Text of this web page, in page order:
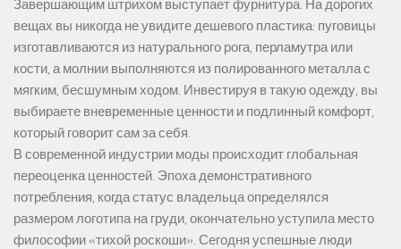
Завершающим штрихом выступает фурнитура. На дорогих
вещах вы никогда не увидите дешевого пластика: пуговицы
изготавливаются из натурального рога, перламутра или
кости, а молнии выполняются из полированного металла с
мягким, бесшумным ходом. Инвестируя в такую одежду, вы
выбираете вневременные ценности и подлинный комфорт,
который говорит сам за себя.
В современной индустрии моды происходит глобальная
переоценка ценностей. Эпоха демонстративного
потребления, когда статус владельца определялся
размером логотипа на груди, окончательно уступила место
философии «тихой роскоши». Сегодня успешные люди